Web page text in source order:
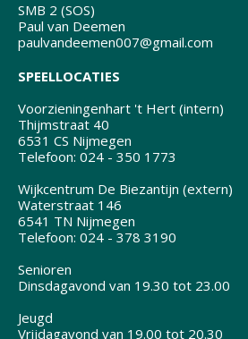
SMB 2 (SOS)
Paul van Deemen
paulvandeemen007@gmail.com
SPEELLOCATIES
Voorzieningenhart 't Hert (intern)
Thijmstraat 40
6531 CS Nijmegen
Telefoon: 024 - 350 1773
Wijkcentrum De Biezantijn (extern)
Waterstraat 146
6541 TN Nijmegen
Telefoon: 024 - 378 3190
Senioren
Dinsdagavond van 19.30 tot 23.00
Jeugd
Vrijdagavond van 19.00 tot 20.30